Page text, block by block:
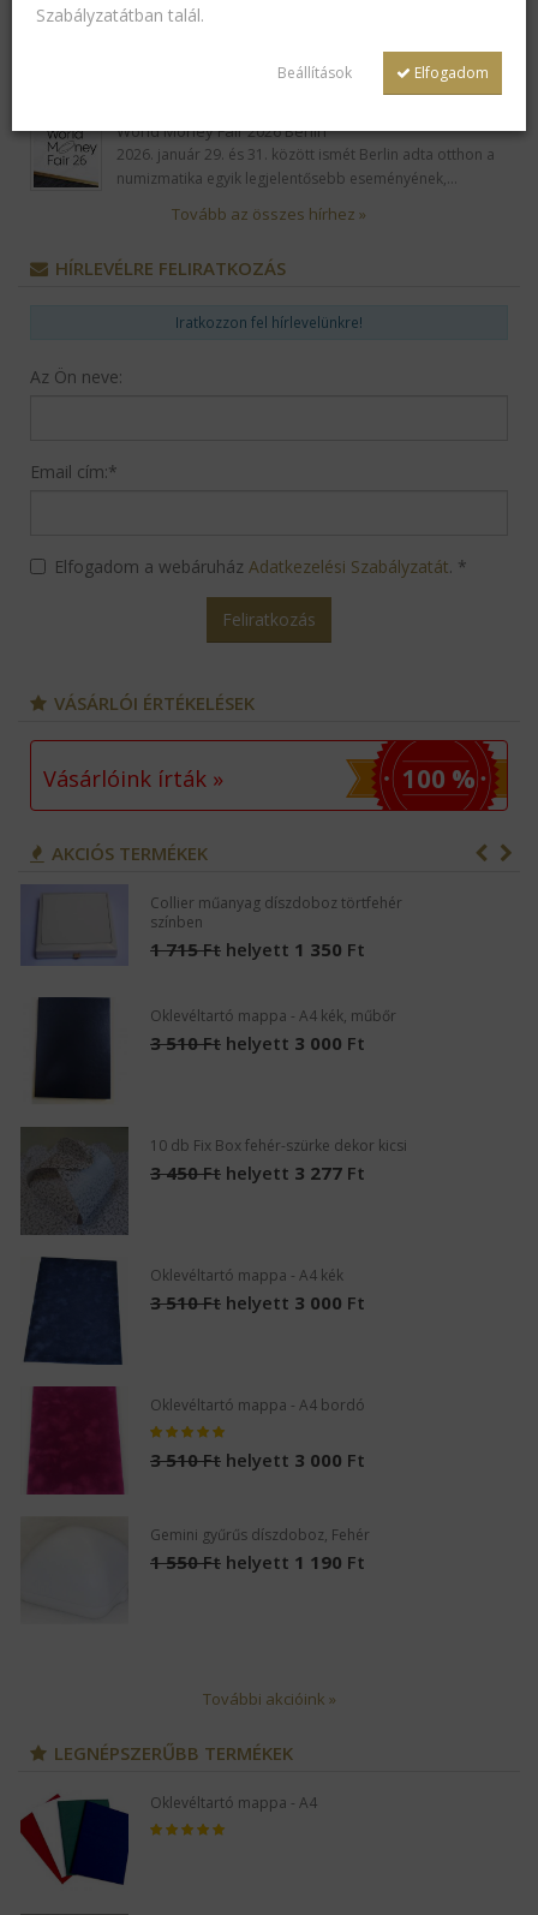
A Rákóczi Szövetség 1991 óta minden év márciusában Esterházy János
World Money Fair 2026 Berlin
2026. január 29. és 31. között ismét Berlin adta otthon a
numizmatika egyik legjelentősebb eseményének,…
Tovább az összes hírhez »
HÍRLEVÉLRE FELIRATKOZÁS
Iratkozzon fel hírlevelünkre!
Az Ön neve:
Email cím:*
Elfogadom a webáruház Adatkezelési Szabályzatát. *
Feliratkozás
VÁSÁRLÓI ÉRTÉKELÉSEK
Vásárlóink írták » 100 %
AKCIÓS TERMÉKEK
Collier műanyag díszdoboz törtfehér
színben
1 715 Ft helyett 1 350 Ft
Oklevéltartó mappa - A4 kék, műbőr
3 510 Ft helyett 3 000 Ft
10 db Fix Box fehér-szürke dekor kicsi
3 450 Ft helyett 3 277 Ft
Oklevéltartó mappa - A4 kék
3 510 Ft helyett 3 000 Ft
Oklevéltartó mappa - A4 bordó
3 510 Ft helyett 3 000 Ft
Gemini gyűrűs díszdoboz, Fehér
1 550 Ft helyett 1 190 Ft
További akcióink »
LEGNÉPSZERŰBB TERMÉKEK
Oklevéltartó mappa - A4
Szabályzatátban talál.
Elfogadom
Beállítások